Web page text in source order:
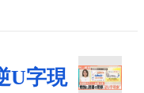
U字現